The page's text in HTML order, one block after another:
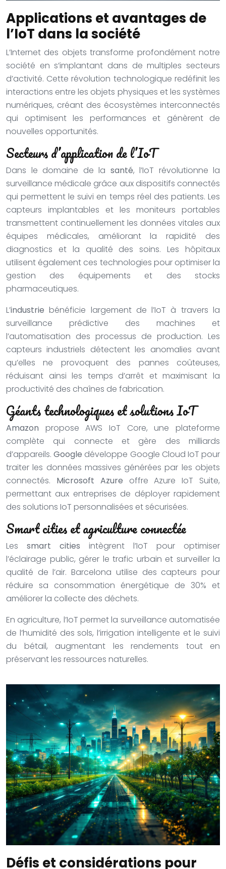
Applications et avantages de
l’IoT dans la société
L’Internet des objets transforme profondément notre
société en s’implantant dans de multiples secteurs
d’activité. Cette révolution technologique redéfinit les
interactions entre les objets physiques et les systèmes
numériques, créant des écosystèmes interconnectés
qui optimisent les performances et génèrent de
nouvelles opportunités.
Secteurs d’application de l’IoT
Dans le domaine de la santé, l’IoT révolutionne la
surveillance médicale grâce aux dispositifs connectés
qui permettent le suivi en temps réel des patients. Les
capteurs implantables et les moniteurs portables
transmettent continuellement les données vitales aux
équipes médicales, améliorant la rapidité des
diagnostics et la qualité des soins. Les hôpitaux
utilisent également ces technologies pour optimiser la
gestion des équipements et des stocks
pharmaceutiques.
L’industrie bénéficie largement de l’IoT à travers la
surveillance prédictive des machines et
l’automatisation des processus de production. Les
capteurs industriels détectent les anomalies avant
qu’elles ne provoquent des pannes coûteuses,
réduisant ainsi les temps d’arrêt et maximisant la
productivité des chaînes de fabrication.
Géants technologiques et solutions IoT
Amazon propose AWS IoT Core, une plateforme
complète qui connecte et gère des milliards
d’appareils.Google développe Google Cloud IoT pour
traiter les données massives générées par les objets
connectés. Microsoft Azure offre Azure IoT Suite,
permettant aux entreprises de déployer rapidement
des solutions IoT personnalisées et sécurisées.
Smart cities et agriculture connectée
Les smart cities intègrent l’IoT pour optimiser
l’éclairage public, gérer le trafic urbain et surveiller la
qualité de l’air. Barcelona utilise des capteurs pour
réduire sa consommation énergétique de 30% et
améliorer la collecte des déchets.
En agriculture, l’IoT permet la surveillance automatisée
de l’humidité des sols, l’irrigation intelligente et le suivi
du bétail, augmentant les rendements tout en
préservant les ressources naturelles.
Défis et considérations pour